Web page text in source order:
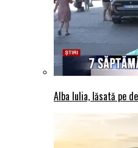
Alba Iulia, lăsată pe